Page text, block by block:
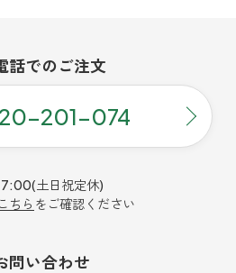
ク・フロー
ー
ミント)
201-074
問い合わせ
話でのご注文
201-074
土日祝定休)
こちら をご確認ください
問い合わせ